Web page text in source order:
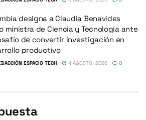
designa a Claudia Benavides
ministra de Ciencia y Tecnología ante
de convertir investigación en
productivo
ESPACIO TECH 4 AGOSTO, 2026 0